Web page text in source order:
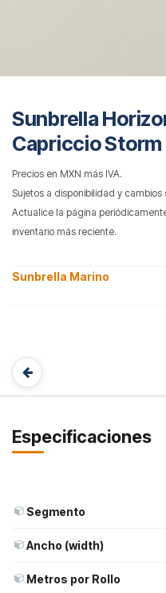
Sunbrella
Capriccio Storm
Precios en MXN más IVA.
Sujetos a disponibilidad y cambios
Actualice la página
inventario más reciente.
Sunbrella Marino
Especificaciones
Segmento
Ancho (width)
Metros por Rollo